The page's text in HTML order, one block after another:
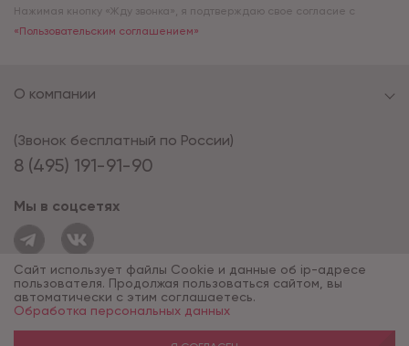
Нажимая кнопку «Жду звонка», я подтверждаю свое согласие с
«Пользовательским соглашением»
8 (495) 191-91-90
(Звонок бесплатный по России)
Мы в соцсетях
О компании
© 1994 - 2026*, «ОПУС ТД»
Сайт использует файлы Cookie и данные об ip-адресе
пользователя. Продолжая пользоваться сайтом, вы
автоматически с этим соглашаетесь.
Обработка персональных данных